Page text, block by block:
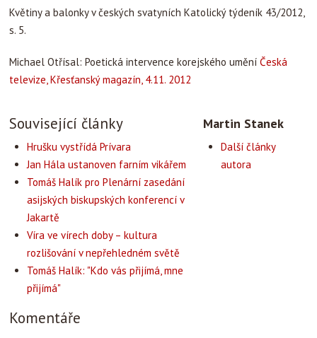
Květiny a balonky v českých svatyních Katolický týdeník 43/2012,
s. 5.
Michael Otřísal: Poetická intervence korejského umění Česká
televize, Křesťanský magazín, 4.11. 2012
Související články
Hrušku vystřídá Prívara
Jan Hála ustanoven farním vikářem
Tomáš Halík pro Plenární zasedání
asijských biskupských konferencí v
Jakartě
Víra ve vírech doby – kultura
rozlišování v nepřehledném světě
Tomáš Halík: "Kdo vás přijímá, mne
přijímá"
Martin Stanek
Další články
autora
Komentáře